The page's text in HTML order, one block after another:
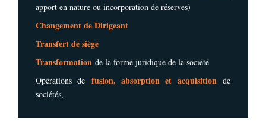
apport en nature ou incorporation de réserves)
Changement de Dirigeant
Transfert de siège
Transformation de la forme juridique de la société
Opérations de fusion, absorption et acquisitionde
sociétés,